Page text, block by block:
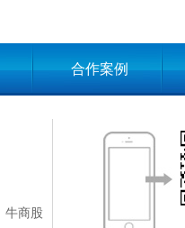
合作案例
牛商股